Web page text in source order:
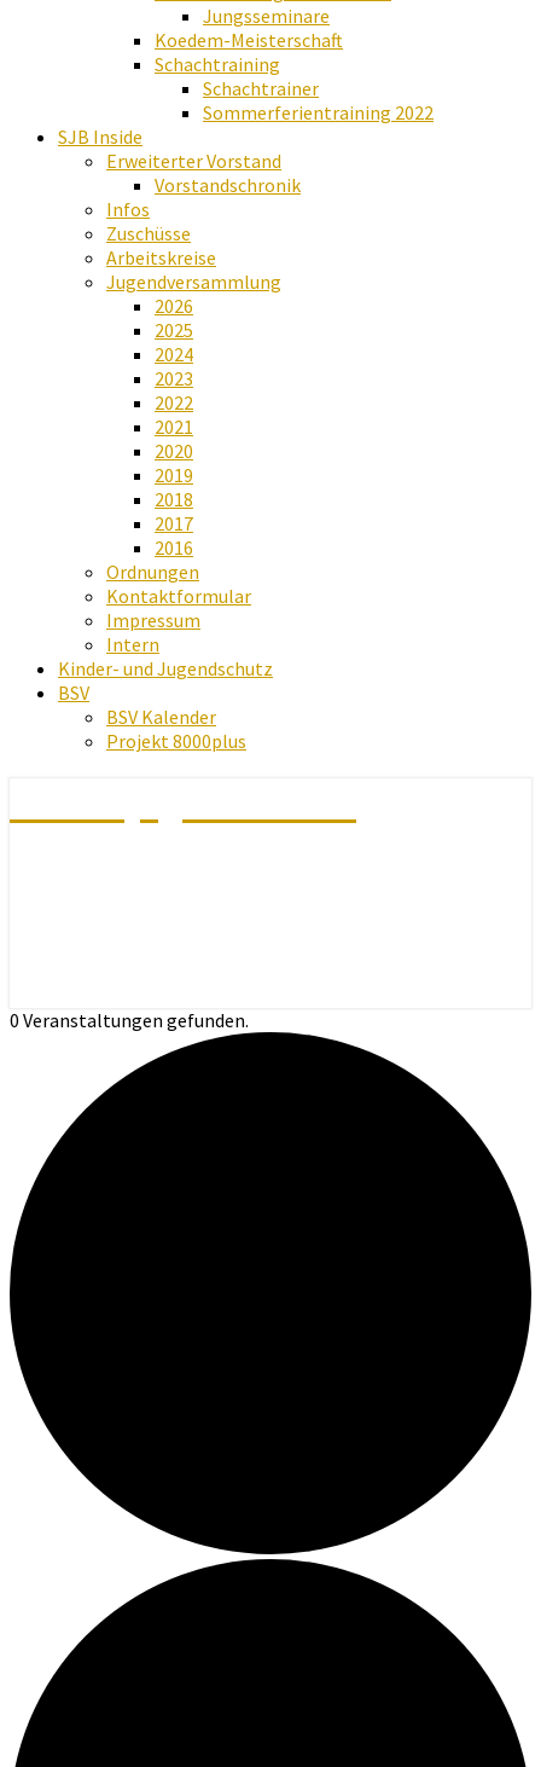
Jungsseminare
Koedem-Meisterschaft
Schachtraining
Schachtrainer
Sommerferientraining 2022
SJB Inside
Erweiterter Vorstand
Vorstandschronik
Infos
Zuschüsse
Arbeitskreise
Jugendversammlung
2026
2025
2024
2023
2022
2021
2020
2019
2018
2017
2016
Ordnungen
Kontaktformular
Impressum
Intern
Kinder- und Jugendschutz
BSV
BSV Kalender
Projekt 8000plus
0 Veranstaltungen gefunden.